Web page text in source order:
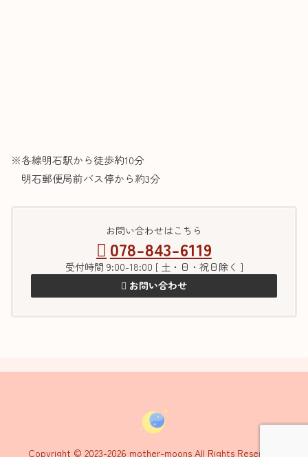
※各線明石駅から徒歩約10分
明石郵便局前バス停から約3分
お問い合わせはこちら
078-843-6119
受付時間 9:00-18:00 [ 土・日・祝日除く ]
お問い合わせ
Copyright © 2023-2026 mother-moons All Rights Reserved.